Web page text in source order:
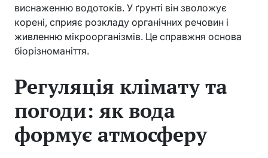
виснаженню водотоків. У ґрунті він зволожує
корені, сприяє розкладу органічних речовин і
живленню мікроорганізмів. Це справжня основа
біорізноманіття.
Регуляція клімату та
погоди: як вода
формує атмосферу